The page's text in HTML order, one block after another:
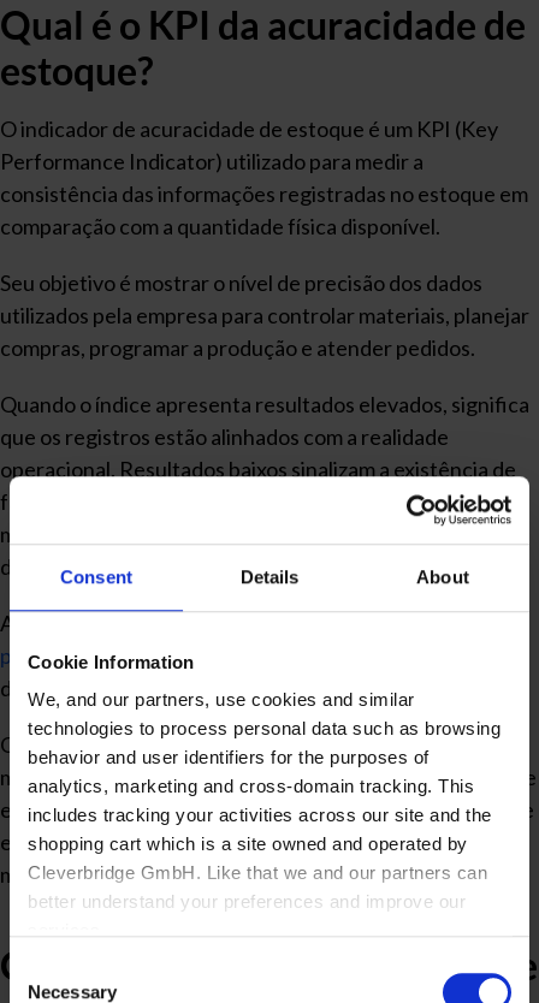
Consent Details About
Cookie Information
We, and our partners, use cookies and similar
technologies to process personal data such as browsing
behavior and user identifiers for the purposes of
analytics, marketing and cross-domain tracking. This
includes tracking your activities across our site and the
shopping cart which is a site owned and operated by
Cleverbridge GmbH. Like that we and our partners can
better understand your preferences and improve our
Also, the operator of the shopping cart, Cleverbridge
Selection
Necessary
Qual é o KPI da acuracidade de
estoque?
O indicador de acuracidade de estoque é um KPI (Key
Performance Indicator) utilizado para medir a
consistência das informações registradas no estoque em
comparação com a quantidade física disponível.
Seu objetivo é mostrar o nível de precisão dos dados
utilizados pela empresa para controlar materiais, planejar
compras, programar a produção e atender pedidos.
Quando o índice apresenta resultados elevados, significa
que os registros estão alinhados com a realidade
operacional. Resultados baixos sinalizam a existência de
falhas em atividades como recebimento, armazenagem,
movimentação, separação, expedição ou apontamentos
de estoque.
Além de medir a precisão do inventário, o
para a identificação de tendências
da evolução dos processos.
Quando o indicador é acompanhado juntamente com
métricas de perdas, inventários rotativos, giro de estoque
e nível de atendimento da produção, a empresa consegue
entender seus impactos sobre custos, disponibilidade de
materiais e eficiência operacional.
Como calcular a acuracidade de